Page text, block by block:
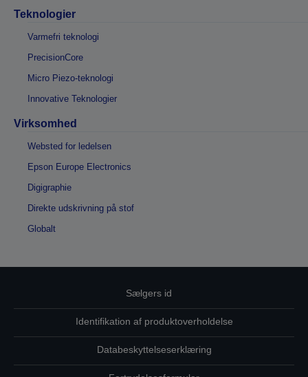
Teknologier
Varmefri teknologi
PrecisionCore
Micro Piezo-teknologi
Innovative Teknologier
Virksomhed
Websted for ledelsen
Epson Europe Electronics
Digigraphie
Direkte udskrivning på stof
Globalt
Sælgers id
Identifikation af produktoverholdelse
Databeskyttelseserklæring